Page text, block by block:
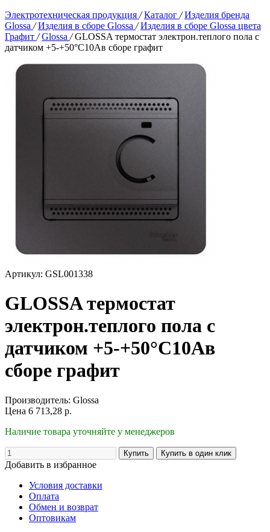
Электротехническая продукция / Каталог / Изделия бренда
Glossa / Изделия в сборе Glossa / Изделия в сборе Glossa цвета
Графит / Glossa / GLOSSA термостат электрон.теплого пола с
датчиком +5-+50°C10Aв сборе графит
Артикул: GSL001338
GLOSSA термостат
электрон.теплого пола с
датчиком +5-+50°C10Aв
сборе графит
Производитель: Glossa
Цена 6 713,28 р.
Наличие товара уточняйте у менеджеров
Добавить в избранное
Условия доставки
Оплата
Обмен и возврат
Оптовикам